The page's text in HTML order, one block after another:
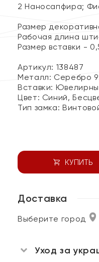
2 Наносапфира;
Размер
Рабочая длина
Размер вставки -
Артикул: 138487
Металл: Серебро
Вставки:
Цвет: Синий,
Тип замка:
КУПИТЬ
Доставка
Выберите город
Уход за